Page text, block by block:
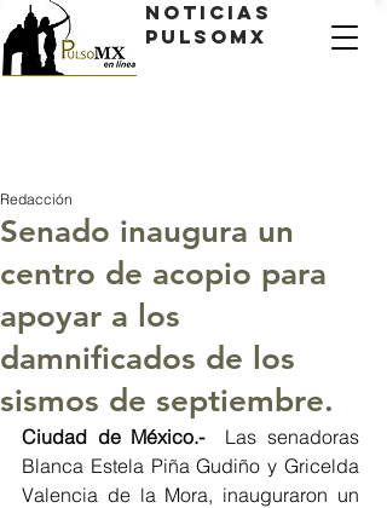
Noticias
PulsoMX
Senado inaugura un
centro de acopio para
apoyar a los
damnificados de los
sismos de septiembre.
Redacción
Ciudad de México.- Las senadoras
Blanca Estela Piña Gudiño y Gricelda
Valencia de la Mora, inauguraron un